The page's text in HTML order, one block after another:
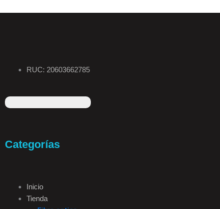
RUC: 20603662785
e
b
t
a
a
m
Categorías
Inicio
Tienda